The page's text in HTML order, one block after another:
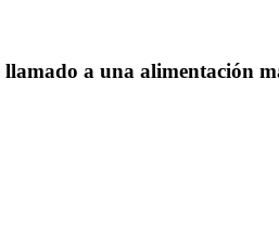
a una alimentación